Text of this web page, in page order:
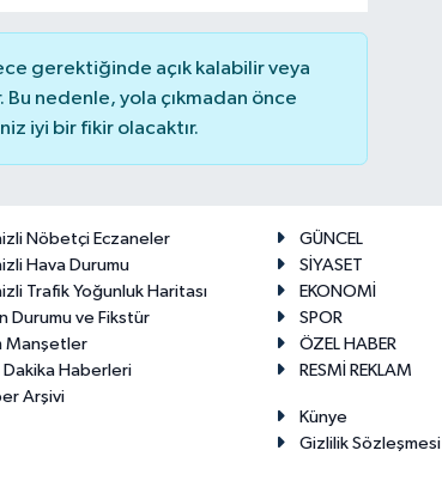
gerektiğinde açık kalabilir veya
nedenle, yola çıkmadan önce
iyi bir fikir olacaktır.
Nöbetçi Eczaneler
Hava Durumu
Trafik Yoğunluk Haritası
Durumu ve Fikstür
Manşetler
Dakika Haberleri
Arşivi
GÜNCEL
SİYASET
EKONOMİ
SPOR
ÖZEL HABER
RESMİ REKLAM
Künye
Gizlilik Sözleşmesi